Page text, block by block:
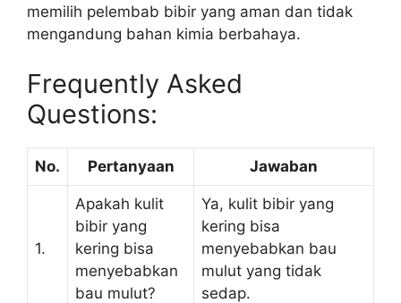
memilih pelembab bibir yang aman dan tidak
mengandung bahan kimia berbahaya.
Frequently Asked
Questions:
No. Pertanyaan Jawaban
1.
Apakah kulit
bibir yang
kering bisa
menyebabkan
bau mulut?
Ya, kulit bibir yang
kering bisa
menyebabkan bau
mulut yang tidak
sedap.